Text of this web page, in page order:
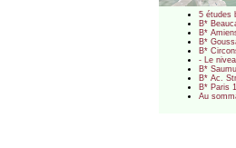
5 études
B*
B*
B*
B*
- Le
B*
B* Ac.
B* Paris
Au